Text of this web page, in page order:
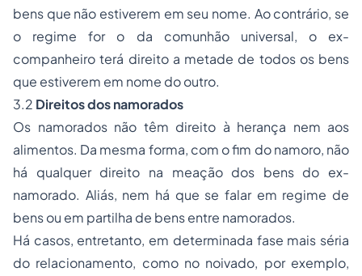
bens que não estiverem em seu nome. Ao contrário, se
o regime for o da comunhão universal, o ex-
companheiro terá direito a metade de todos os bens
que estiverem em nome do outro.
3.2 Direitos dos namorados
Os namorados não têm direito à herança nem aos
alimentos. Da mesma forma, com o fim do namoro, não
há qualquer direito na meação dos bens do ex-
namorado. Aliás, nem há que se falar em regime de
bens ou em partilha de bens entre namorados.
Há casos, entretanto, em determinada fase mais séria
do relacionamento, como no noivado, por exemplo,